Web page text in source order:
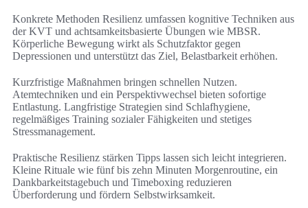
Konkrete Methoden Resilienz umfassen kognitive Techniken aus
der KVT und achtsamkeitsbasierte Übungen wie MBSR.
Körperliche Bewegung wirkt als Schutzfaktor gegen
Depressionen und unterstützt das Ziel, Belastbarkeit erhöhen.
Kurzfristige Maßnahmen bringen schnellen Nutzen.
Atemtechniken und ein Perspektivwechsel bieten sofortige
Entlastung. Langfristige Strategien sind Schlafhygiene,
regelmäßiges Training sozialer Fähigkeiten und stetiges
Stressmanagement.
Praktische Resilienz stärken Tipps lassen sich leicht integrieren.
Kleine Rituale wie fünf bis zehn Minuten Morgenroutine, ein
Dankbarkeitstagebuch und Timeboxing reduzieren
Überforderung und fördern Selbstwirksamkeit.